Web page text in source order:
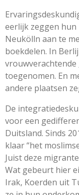
eerlijk zeggen
Neukölln aan te
boekdelen. In
toegenomen. En
andere plaatsen
De
voor een
Duitsland. Sinds
klaar “het
Juist deze
Wat gebeurt hier
Irak, Koerden uit